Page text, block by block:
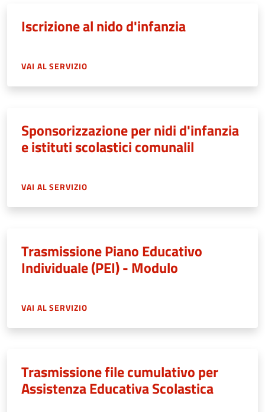
Iscrizione al nido d'infanzia
VAI AL SERVIZIO
Sponsorizzazione per nidi d'infanzia
e istituti scolastici comunalil
VAI AL SERVIZIO
Trasmissione Piano Educativo
Individuale (PEI) - Modulo
VAI AL SERVIZIO
Trasmissione file cumulativo per
Assistenza Educativa Scolastica